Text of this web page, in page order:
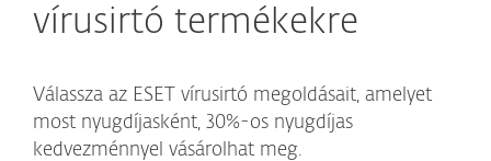
vírusirtó termékekre
Válassza az ESET vírusirtó megoldásait, amelyet
most nyugdíjasként, 30%-os nyugdíjas
kedvezménnyel vásárolhat meg.